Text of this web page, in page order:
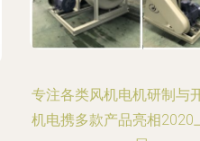
专注各类风机电机研制与
机电携多款产品亮相2020